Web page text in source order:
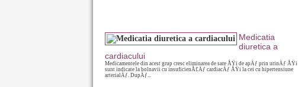
Medicatia
diuretica a
cardiacului
Medicamentele din acest grup cresc eliminarea de sare ÅŸi de apÄƒ prin urinÄƒ ÅŸi
sunt indicate la bolnavii cu insuficienÅ£Äƒ cardiacÄƒ ÅŸi la cei cu hipertensiune
arterialÄƒ. DupÄƒ...